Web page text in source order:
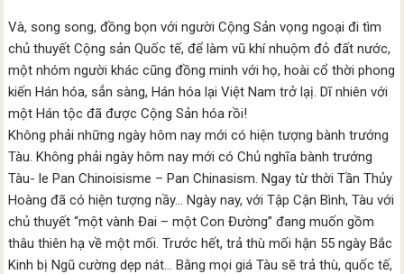
Và, song song, đồng bọn với người Cộng Sản vọng ngoại đi tìm
chủ thuyết Cộng sản Quốc tế, để làm vũ khí nhuộm đỏ đất nước,
một nhóm người khác cũng đồng minh với họ, hoài cổ thời phong
kiến Hán hóa, sẳn sàng, Hán hóa lại Việt Nam trở lạị. Dĩ nhiên với
một Hán tộc đã được Cộng Sản hóa rồi!
Không phải những ngày hôm nay mới có hiện tượng bành trướng
Tàu. Không phải ngày hôm nay mới có Chủ nghĩa bành trướng
Tàu- le Pan Chinoisisme – Pan Chinasism. Ngay từ thời Tần Thủy
Hoàng đã có hiện tượng nầy… Ngày nay, với Tập Cận Bình, Tàu với
chủ thuyết “một vành Đai – một Con Đường” đang muốn gồm
thâu thiên hạ về một mối. Trước hết, trả thù mối hận 55 ngày Bắc
Kinh bị Ngũ cường dẹp nát… Bằng mọi giá Tàu sẽ trả thù, quốc tế,